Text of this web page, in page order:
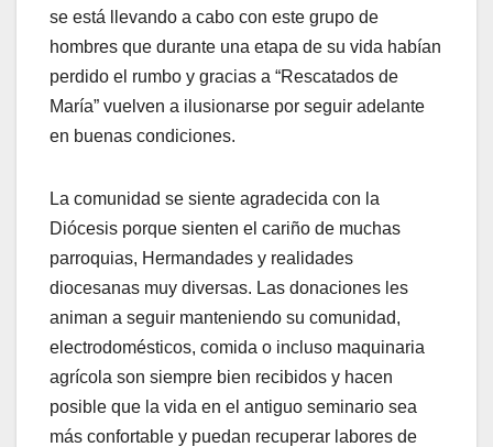
se está llevando a cabo con este grupo de
hombres que durante una etapa de su vida habían
perdido el rumbo y gracias a “Rescatados de
María” vuelven a ilusionarse por seguir adelante
en buenas condiciones.
La comunidad se siente agradecida con la
Diócesis porque sienten el cariño de muchas
parroquias, Hermandades y realidades
diocesanas muy diversas. Las donaciones les
animan a seguir manteniendo su comunidad,
electrodomésticos, comida o incluso maquinaria
agrícola son siempre bien recibidos y hacen
posible que la vida en el antiguo seminario sea
más confortable y puedan recuperar labores de